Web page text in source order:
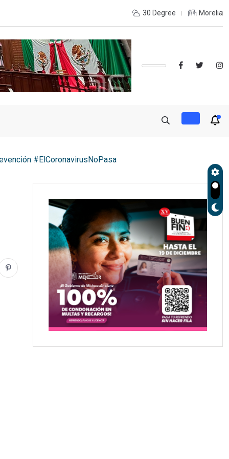
DEL ESTADO Y DESEAS ESTUDIAR UNA LICENCIATURA?,
30 Degree Morelia
#ElCoronavirusNoPasa